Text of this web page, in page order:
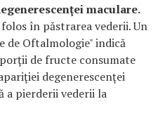
maculare.
în păstrarea vederii. Un
de Oftalmologie" indică
de fructe consumate
degenerescenţei
a pierderii vederii la